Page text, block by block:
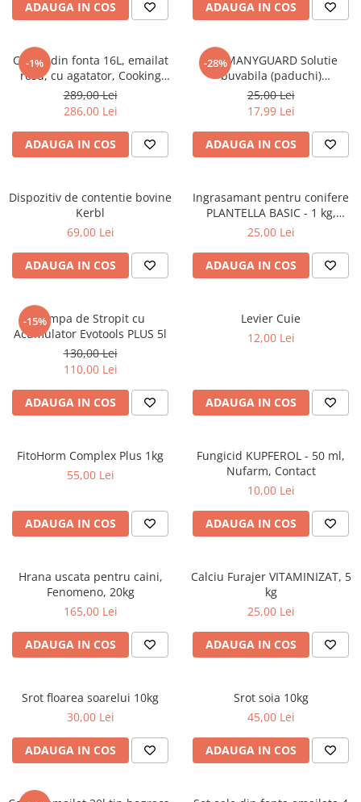
Cazmale si lopeti
Ferastraie de mana
Foarfeci de gradina
Sape si sapaligi
Unelte mici de mana
Ustensile altoit
ADAUGA IN COS ADAUGA IN COS
-1%
Ceaun din fonta 16L, emailat
rosu, cu agatator, Cooking
with Xelon®
289,00 Lei
286,00 Lei
ADAUGA IN COS
-28%
DERMANYGUARD Solutie
buvabila (paduchi)
antiparazitara extern pentru
pasari flacon 100ml
25,00 Lei
17,99 Lei
ADAUGA IN COS
Dispozitiv de contentie bovine
Kerbl
69,00 Lei
ADAUGA IN COS
Ingrasamant pentru conifere
PLANTELLA BASIC - 1 kg,
Plantella
25,00 Lei
ADAUGA IN COS
-15%Pompa de Stropit cu
Acumulator Evotools PLUS 5l
130,00 Lei
110,00 Lei
ADAUGA IN COS
Levier Cuie
12,00 Lei
ADAUGA IN COS
FitoHorm Complex Plus 1kg
55,00 Lei
ADAUGA IN COS
Fungicid KUPFEROL - 50 ml,
Nufarm, Contact
10,00 Lei
ADAUGA IN COS
Hrana uscata pentru caini,
Fenomeno, 20kg
165,00 Lei
ADAUGA IN COS
Calciu Furajer VITAMINIZAT, 5
kg
25,00 Lei
ADAUGA IN COS
Srot floarea soarelui 10kg
30,00 Lei
ADAUGA IN COS
Srot soia 10kg
45,00 Lei
ADAUGA IN COS